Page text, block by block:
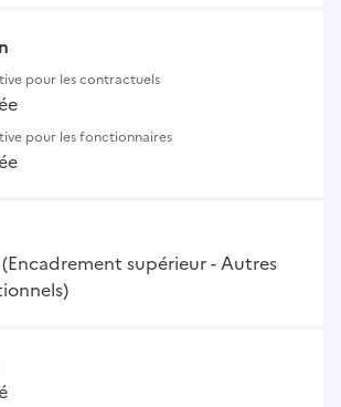
pour les contractuels
pour les fonctionnaires
supérieur - Autres